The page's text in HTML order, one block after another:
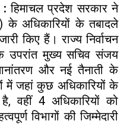
:हिमाचल प्रदेश सरकार ने
के अधिकारियों के तबादले
किए हैं। राज्य निर्वाचन
उपरांत मुख्य सचिव संजय
और नई तैनाती के
जहां कुछ अधिकारियों के
वहीं 4 अधिकारियों को
विभागों की जिम्मेदारी